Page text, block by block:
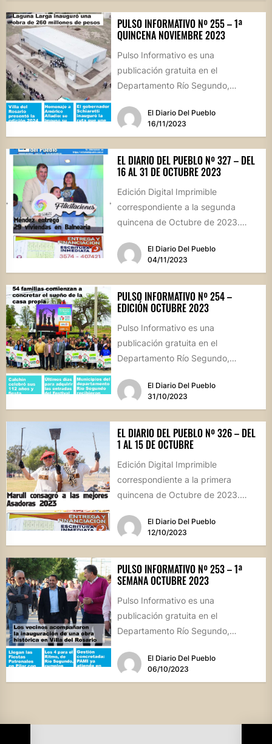
PULSO INFORMATIVO Nº 255 – 1ª
QUINCENA NOVIEMBRE 2023
Pulso Informativo es una
publicación gratuita en el
Departamento Río Segundo,
quincena de Noviembre de 2023...
El Diario Del Pueblo
16/11/2023
EL DIARIO DEL PUEBLO Nº 327 – DEL
16 AL 31 DE OCTUBRE 2023
Edición Digital Imprimible
correspondiente a la segunda
quincena de Octubre de 2023.
envíanos un...El Diario Del Pueblo
04/11/2023
PULSO INFORMATIVO Nº 254 –
EDICIÓN OCTUBRE 2023
Pulso Informativo es una
publicación gratuita en el
Departamento Río Segundo,
la 4ª de...El Diario Del Pueblo
31/10/2023
EL DIARIO DEL PUEBLO Nº 326 – DEL
1 AL 15 DE OCTUBRE
Edición Digital Imprimible
correspondiente a la primera
quincena de Octubre de 2023.
envíanos un...El Diario Del Pueblo
12/10/2023
PULSO INFORMATIVO Nº 253 – 1ª
SEMANA OCTUBRE 2023
Pulso Informativo es una
publicación gratuita en el
Departamento Río Segundo,
semana de Octubre de 2023...
El Diario Del Pueblo
06/10/2023